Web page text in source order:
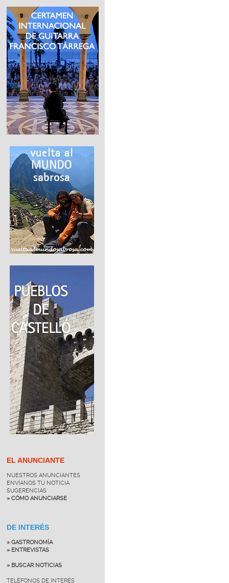
EL ANUNCIANTE
NUESTROS ANUNCIANTES
ENVÍANOS TU NOTICIA
SUGERENCIAS
» CÓMO ANUNCIARSE
DE INTERÉS
» GASTRONOMÍA
» ENTREVISTAS
» BUSCAR NOTICIAS
TELÉFONOS DE INTERÉS